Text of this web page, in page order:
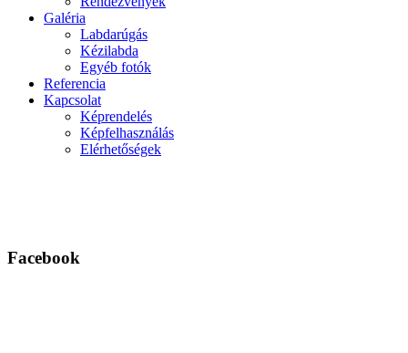
Galéria
Labdarúgás
Kézilabda
Egyéb fotók
Referencia
Kapcsolat
Képrendelés
Képfelhasználás
Elérhetőségek
Facebook